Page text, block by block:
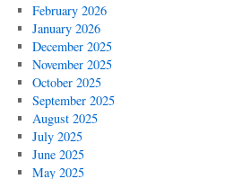
February 2026
January 2026
December 2025
November 2025
October 2025
September 2025
August 2025
July 2025
June 2025
May 2025